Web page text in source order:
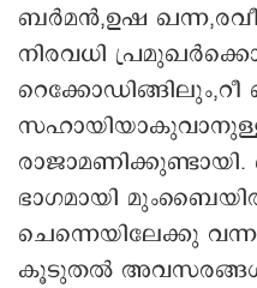
ബര്‍മന്‍,ഉഷ
നിരവധി
ഭാഗമായി
ചെന്നെയിലേക്കു
കൂടുതല്‍ അവസരങ്ങള്‍